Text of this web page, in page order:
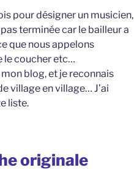
pour désigner un musicien,
terminée car le bailleur a
que nous appelons
le coucher etc…
blog, et je reconnais
village en village… J’ai
liste.
originale